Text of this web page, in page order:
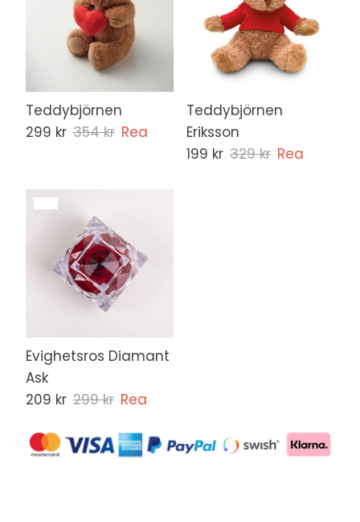
Teddybjörnen
299 kr 354 kr Rea
Teddybjörnen
Eriksson
199 kr 329 kr Rea
Evighetsros Diamant
Ask
209 kr 299 kr Rea